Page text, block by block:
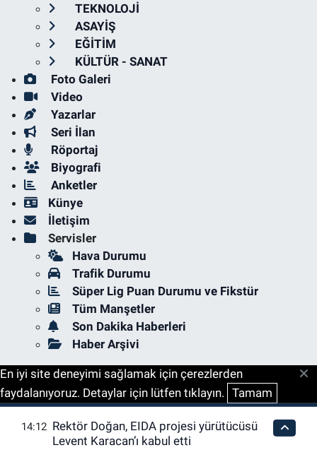
TEKNOLOJİ
ASAYİŞ
EĞİTİM
KÜLTÜR - SANAT
Foto Galeri
Video
Yazarlar
Seri İlan
Röportaj
Biyografi
Anketler
Künye
İletişim
Servisler
Hava Durumu
Trafik Durumu
Süper Lig Puan Durumu ve Fikstür
Tüm Manşetler
Son Dakika Haberleri
Haber Arşivi
En iyi site deneyimi sağlamak için çerezlerden
faydalanıyoruz. Detaylar için lütfen tıklayın. Tamam
14:12 Rektör Doğan, EIDA projesi yürütücüsü
Levent Karacan’ı kabul etti